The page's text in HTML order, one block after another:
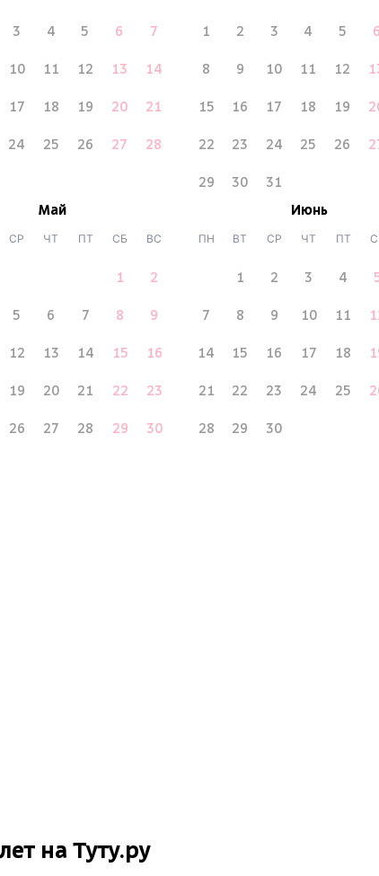
3 4 5 6 7
10 11 12 13 14
17 18 19 20 21
24 25 26 27 28
1 2 3 4 5 6
8 9 10 11 12
15 16 17 18 19
22 23 24 25 26
29 30
31
Май
СР ЧТ ПТ СБ ВС
1 2
5 6 7 8 9
12 13 14 15 16
19 20 21 22 23
26 27 28 29 30
Июнь
ПН ВТ СР ЧТ ПТ
1 2 3 4
7 8 9 10 11
14 15 16 17 18
21 22 23 24 25
28 29 30
на Туту.ру